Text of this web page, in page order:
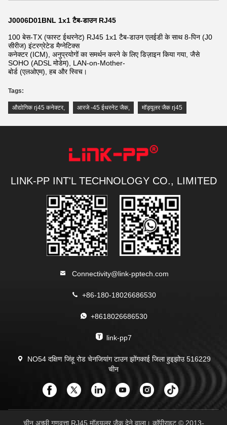
J0006D01BNL 1x1 टैब-डाउन RJ45
100 बेस-TX (फास्ट ईथरनेट) RJ45 1x1 टैब-डाउन एलईडी के साथ 8-पिन (J0
सीरीज) इंटरग्रेटेड मैग्नेटिक्स
कनेक्टर (ICM), अनुप्रयोगों का समर्थन करने के लिए डिज़ाइन किया गया, जैसे
SOHO (ADSL मोडेम), LAN-on-Mother-
बोर्ड (एलओएम), हब और स्विच।
Tags:
औद्योगिक rj45 कनेक्टर, आरजे -45 ईथरनेट जैक, मॉड्यूलर जैक rj45
LINK-PP INT'L TECHNOLOGY CO., LIMITED
Connectivity@link-pptech.com
+86-180-18026686530
+8618026686530
link-pp7
NO54 दक्षिण जिंहू रोड चेनजियांग टाउन झोंगकाई जिला हुइझोउ 516229
चीन
चीन अच्छी गुणवत्ता RJ45 मॉड्यूलर जैक देने वाला। कॉपीराइट © 2013-